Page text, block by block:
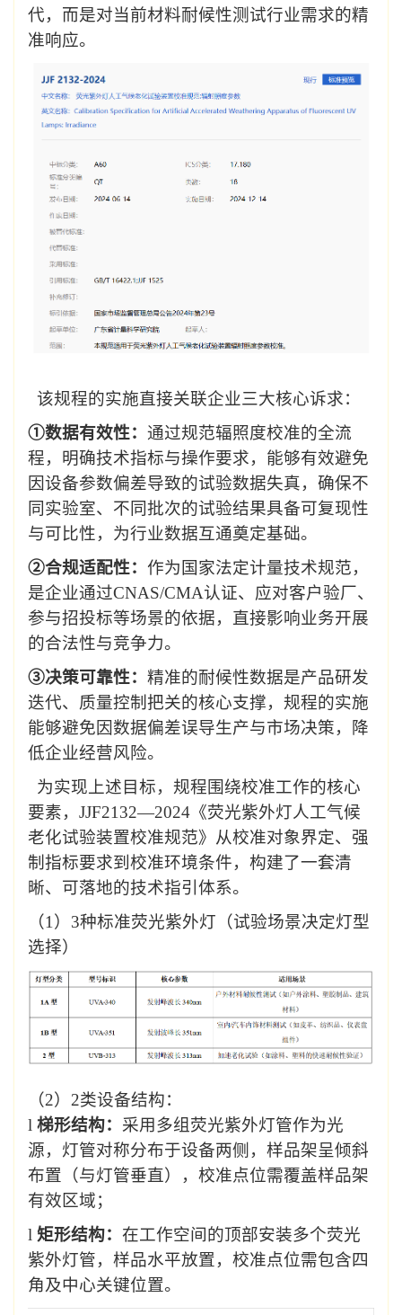
代，而是对当前材料耐候性测试行业需求的精
准响应。
该规程的实施直接关联企业三大核心诉求：
①数据有效性： 通过规范辐照度校准的全流
程，明确技术指标与操作要求，能够有效避免
因设备参数偏差导致的试验数据失真，确保不
同实验室、不同批次的试验结果具备可复现性
与可比性，为行业数据互通奠定基础。
②合规适配性： 作为国家法定计量技术规范，
是企业通过CNAS/CMA认证、应对客户验厂、
参与招投标等场景的依据，直接影响业务开展
的合法性与竞争力。
③决策可靠性： 精准的耐候性数据是产品研发
迭代、质量控制把关的核心支撑，规程的实施
能够避免因数据偏差误导生产与市场决策，降
低企业经营风险。
为实现上述目标，规程围绕校准工作的核心
要素， JJF2132—2024 《荧光紫外灯人工气候
老化试验装置校准规范》从校准对象界定、强
制指标要求到校准环境条件，构建了一套清
晰、可落地的技术指引体系。
（1） 3种标准荧光紫外灯（试验场景决定灯型
选择）
（2） 2类设备结构：
l 梯形结构： 采用多组荧光紫外灯管作为光
源， 灯管对称分布于设备两侧，样品架呈倾斜
布置（与灯管垂直），校准点位需覆盖样品架
有效区域；
l 矩形结构： 在工作空间的顶部安装多个荧光
紫外灯管，样品水平放置，校准点位需包含四
角及中心关键位置。